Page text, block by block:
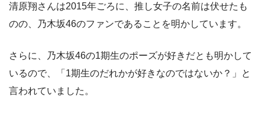
清原翔さんは2015年ごろに、推し女子の名前は伏せたも
のの、乃木坂46のファンであることを明かしています。
さらに、乃木坂46の1期生のポーズが好きだとも明かして
いるので、「1期生のだれかが好きなのではないか？」と
言われていました。